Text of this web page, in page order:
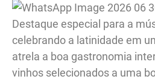
Destaque especial para a
celebrando a latinidade em
atrela a boa gastronomia
vinhos selecionados a uma